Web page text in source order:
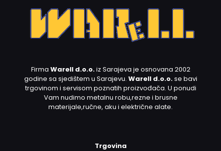
Firma Warell d.o.o.iz Sarajeva je osnovana 2002
godine sa sjedištem u Sarajevu. Warell d.o.o.se bavi
trgovinom i servisom poznatih proizvođača. U ponudi
Vam nudimo metalnu robu,rezne i brusne
materijale,ručne, aku i električne alate.
Trgovina